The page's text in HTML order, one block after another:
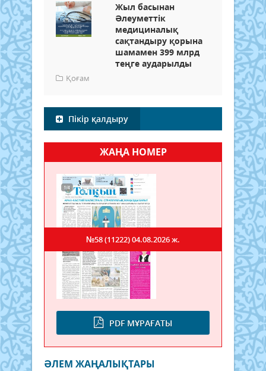
Жыл басынан
Әлеуметтік
медициналық
сақтандыру қорына
шамамен 399 млрд
теңге аударылды
Қоғам
Пікір қалдыру
ЖАҢА НОМЕР
PDF МҰРАҒАТЫ
№58 (11222)04.08.2026 ж.
ӘЛЕМ ЖАҢАЛЫҚТАРЫ